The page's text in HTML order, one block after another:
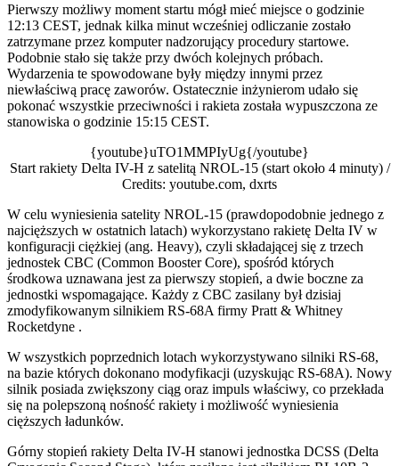
Pierwszy możliwy moment startu mógł mieć miejsce o godzinie
12:13 CEST, jednak kilka minut wcześniej odliczanie zostało
zatrzymane przez komputer nadzorujący procedury startowe.
Podobnie stało się także przy dwóch kolejnych próbach.
Wydarzenia te spowodowane były między innymi przez
niewłaściwą pracę zaworów. Ostatecznie inżynierom udało się
pokonać wszystkie przeciwności i rakieta została wypuszczona ze
stanowiska o godzinie 15:15 CEST.
{youtube}uTO1MMPIyUg{/youtube}
Start rakiety Delta IV-H z satelitą NROL-15 (start około 4 minuty) /
Credits: youtube.com, dxrts
W celu wyniesienia satelity NROL-15 (prawdopodobnie jednego z
najcięższych w ostatnich latach) wykorzystano rakietę Delta IV w
konfiguracji ciężkiej (ang. Heavy), czyli składającej się z trzech
jednostek CBC (Common Booster Core), spośród których
środkowa uznawana jest za pierwszy stopień, a dwie boczne za
jednostki wspomagające. Każdy z CBC zasilany był dzisiaj
zmodyfikowanym silnikiem RS-68A firmy Pratt & Whitney
Rocketdyne .
W wszystkich poprzednich lotach wykorzystywano silniki RS-68,
na bazie których dokonano modyfikacji (uzyskując RS-68A). Nowy
silnik posiada zwiększony ciąg oraz impuls właściwy, co przekłada
się na polepszoną nośność rakiety i możliwość wyniesienia
cięższych ładunków.
Górny stopień rakiety Delta IV-H stanowi jednostka DCSS (Delta